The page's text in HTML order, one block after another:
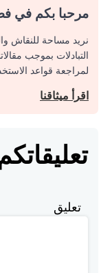
مرحبا بكم في
نريد مساحة للنقاش
التبادلات بموجب
لمراجعة قواعد
اقرأ ميثاقنا
تعليق